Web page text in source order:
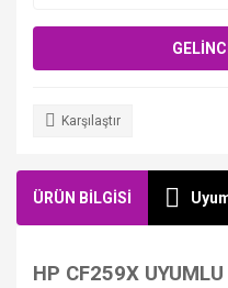
Karşılaştır
ÜRÜN BİLGİSİ
HP CF259X